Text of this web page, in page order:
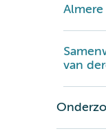
Almere
van